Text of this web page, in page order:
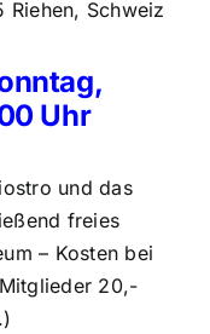
Riehen, Schweiz
Uhr
und das
freies
– Kosten bei
20,-